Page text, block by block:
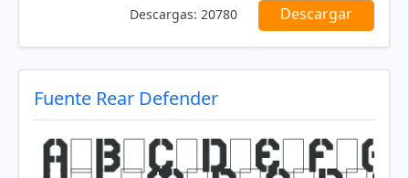
Descargas: 20780 Descargar
Fuente Rear Defender